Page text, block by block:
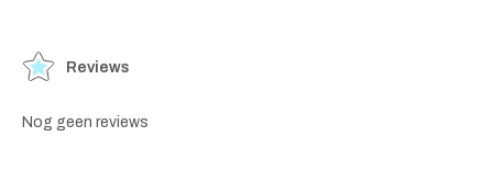
Reviews
Nog geen reviews